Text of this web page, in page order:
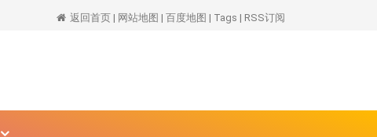
返回首页 | 网站地图 | 百度地图 | Tags | RSS订阅